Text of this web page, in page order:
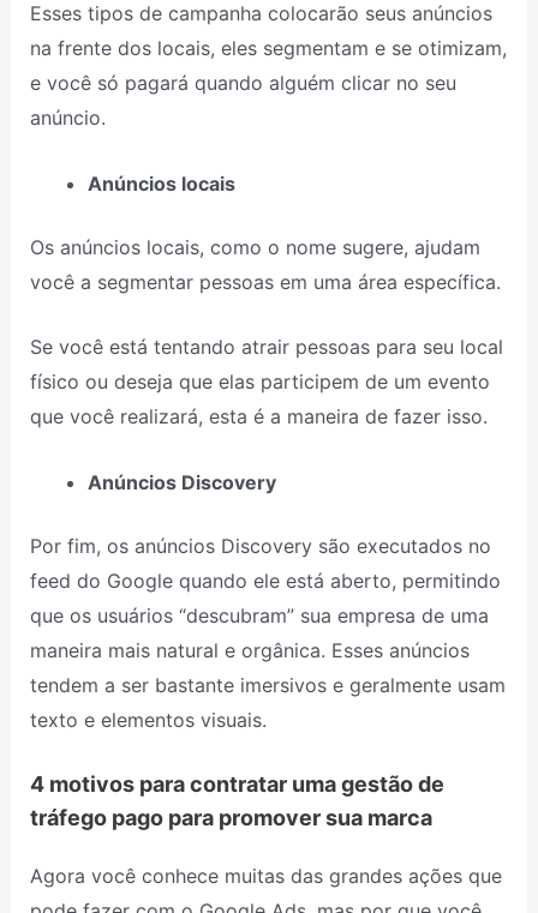
Esses tipos de campanha colocarão seus anúncios
na frente dos locais, eles segmentam e se otimizam,
e você só pagará quando alguém clicar no seu
anúncio.
Anúncios locais
Os anúncios locais, como o nome sugere, ajudam
você a segmentar pessoas em uma área específica.
Se você está tentando atrair pessoas para seu local
físico ou deseja que elas participem de um evento
que você realizará, esta é a maneira de fazer isso.
Anúncios Discovery
Por fim, os anúncios Discovery são executados no
feed do Google quando ele está aberto, permitindo
que os usuários “descubram” sua empresa de uma
maneira mais natural e orgânica. Esses anúncios
tendem a ser bastante imersivos e geralmente usam
texto e elementos visuais.
4 motivos para contratar uma gestão de
tráfego pago para promover sua marca
Agora você conhece muitas das grandes ações que